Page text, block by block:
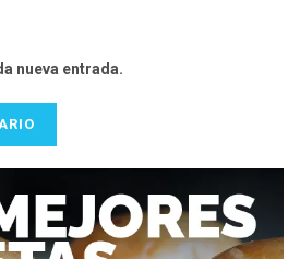
nueva entrada.